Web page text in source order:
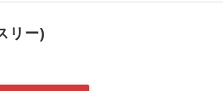
リー)